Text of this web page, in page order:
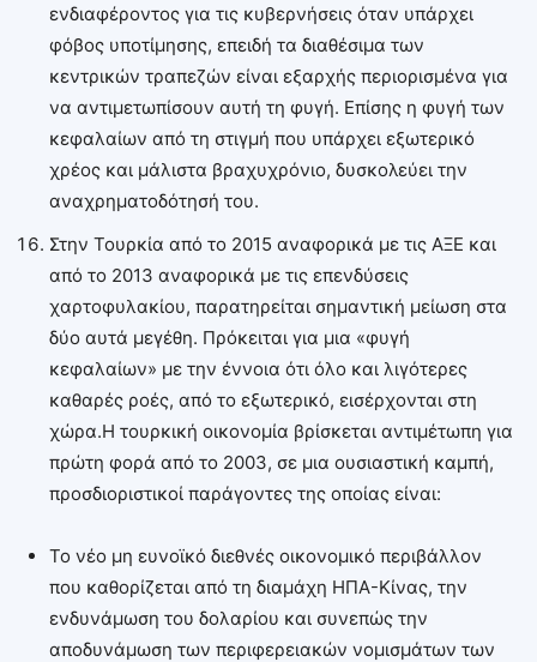
ενδιαφέροντος για τις κυβερνήσεις όταν υπάρχει
φόβος υποτίμησης, επειδή τα διαθέσιμα των
κεντρικών τραπεζών είναι εξαρχής περιορισμένα για
να αντιμετωπίσουν αυτή τη φυγή. Επίσης η φυγή των
κεφαλαίων από τη στιγμή που υπάρχει εξωτερικό
χρέος και μάλιστα βραχυχρόνιο, δυσκολεύει την
αναχρηματοδότησή του.
Στην Τουρκία από το 2015 αναφορικά με τις ΑΞΕ και
από το 2013 αναφορικά με τις επενδύσεις
χαρτοφυλακίου, παρατηρείται σημαντική μείωση στα
δύο αυτά μεγέθη. Πρόκειται για μια «φυγή
κεφαλαίων» με την έννοια ότι όλο και λιγότερες
καθαρές ροές, από το εξωτερικό, εισέρχονται στη
χώρα.Η τουρκική οικονομία βρίσκεται αντιμέτωπη για
πρώτη φορά από το 2003, σε μια ουσιαστική καμπή,
προσδιοριστικοί παράγοντες της οποίας είναι:
Το νέο μη ευνοϊκό διεθνές οικονομικό περιβάλλον
που καθορίζεται από τη διαμάχη ΗΠΑ-Κίνας, την
ενδυνάμωση του δολαρίου και συνεπώς την
αποδυνάμωση των περιφερειακών νομισμάτων των